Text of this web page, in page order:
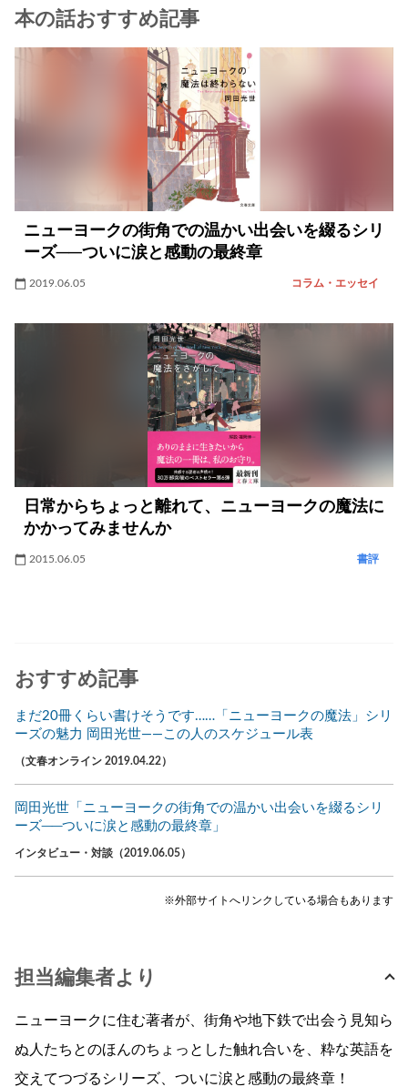
本の話おすすめ記事
ニューヨークの街角での温かい出会いを綴るシリ
ーズ──ついに涙と感動の最終章
2019.06.05 コラム・エッセイ
日常からちょっと離れて、ニューヨークの魔法に
かかってみませんか
2015.06.05 書評
おすすめ記事
まだ20冊くらい書けそうです……「ニューヨークの魔法」シリ
ーズの魅力 岡田光世――この人のスケジュール表
（文春オンライン 2019.04.22）
岡田光世「ニューヨークの街角での温かい出会いを綴るシリ
ーズ──ついに涙と感動の最終章」
インタビュー・対談（2019.06.05）
※外部サイトへリンクしている場合もあります
担当編集者より
ニューヨークに住む著者が、街角や地下鉄で出会う見知ら
ぬ人たちとのほんのちょっとした触れ合いを、粋な英語を
交えてつづるシリーズ、ついに涙と感動の最終章！